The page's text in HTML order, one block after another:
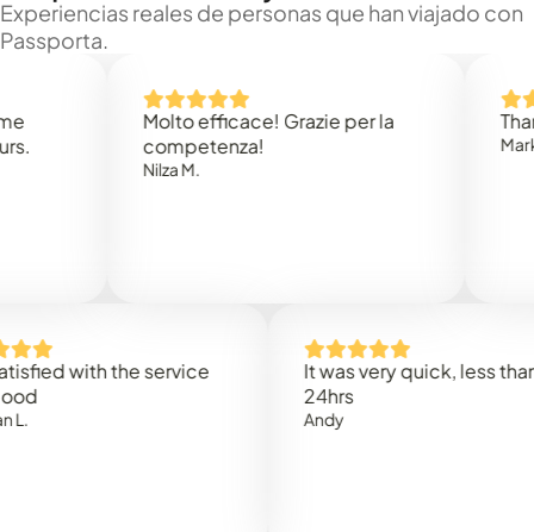
Experiencias reales de personas que han viajado con
Passporta.
Molto efficace! Grazie per la
competenza!
Thank
Mark N.
with the service
It was very quick, less than